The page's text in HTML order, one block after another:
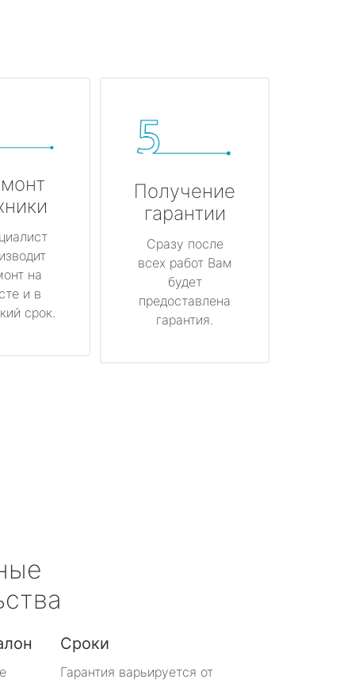
на
и в
срок.
Получение
гарантии
Сразу после
всех работ Вам
будет
предоставлена
гарантия.
Сроки
Гарантия варьируется от